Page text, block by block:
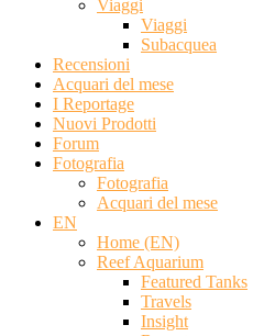
Viaggi
Viaggi
Subacquea
Recensioni
Acquari del mese
I Reportage
Nuovi Prodotti
Forum
Fotografia
Fotografia
Acquari del mese
EN
Home (EN)
Reef Aquarium
Featured Tanks
Travels
Insight